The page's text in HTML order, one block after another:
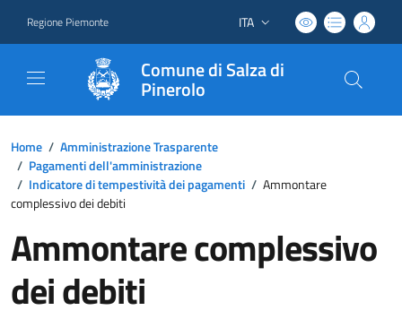
Regione Piemonte Lingua attiva:
ITA
Comune di Salza di
Pinerolo
Home / Amministrazione Trasparente
/ Pagamenti dell'amministrazione
/ Indicatore di tempestività dei pagamenti / Ammontare
complessivo dei debiti
Ammontare complessivo
dei debiti